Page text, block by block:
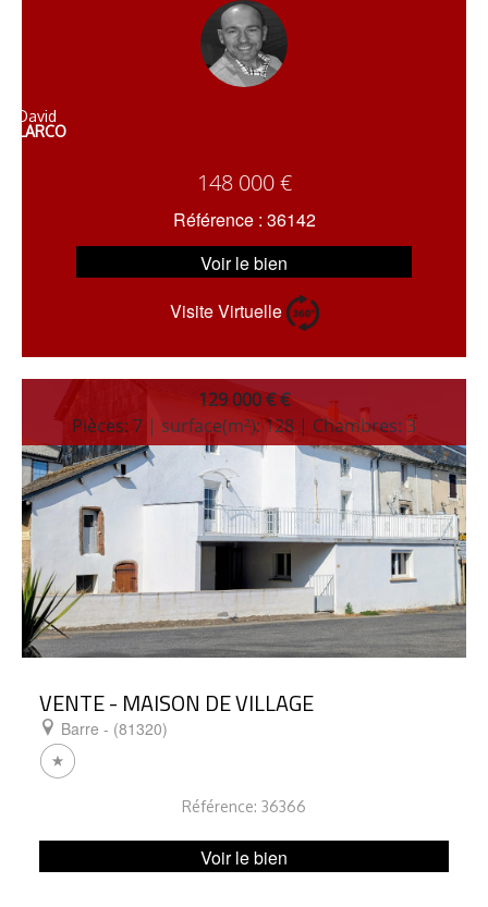
David
LARCO
148 000 €
Référence : 36142
Voir le bien
Visite Virtuelle
129 000 € €
Pièces: 7 | surface(m²): 128 | Chambres: 3
VENTE - MAISON DE VILLAGE
Barre - (81320)
Référence: 36366
Voir le bien